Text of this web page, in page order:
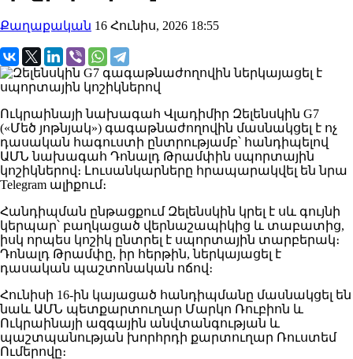
Քաղաքական 16 Հունիս, 2026 18:55
Ուկրաինայի նախագահ Վլադիմիր Զելենսկին G7
(«Մեծ յոթնյակ») գագաթնաժողովին մասնակցել է ոչ
դասական հագուստի ընտրությամբ՝ հանդիպելով
ԱՄՆ նախագահ Դոնալդ Թրամփին սպորտային
կոշիկներով։ Լուսանկարները հրապարակվել են նրա
Telegram ալիքում։
Հանդիպման ընթացքում Զելենսկին կրել է սև գույնի
կերպար՝ բաղկացած վերնաշապիկից և տաբատից,
իսկ որպես կոշիկ ընտրել է սպորտային տարբերակ։
Դոնալդ Թրամփը, իր հերթին, ներկայացել է
դասական պաշտոնական ոճով։
Հունիսի 16-ին կայացած հանդիպմանը մասնակցել են
նաև ԱՄՆ պետքարտուղար Մարկո Ռուբիոն և
Ուկրաինայի ազգային անվտանգության և
պաշտպանության խորհրդի քարտուղար Ռուստեմ
Ումերովը։